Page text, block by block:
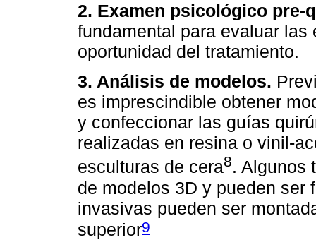
2. Examen psicológico
fundamental para evaluar
oportunidad del tratamiento.
3. Análisis de modelos.
es imprescindible obtener
y confeccionar las guías
realizadas en resina o vinil-
esculturas de cera8. Algunos
de modelos 3D y pueden ser
invasivas pueden ser
superior9